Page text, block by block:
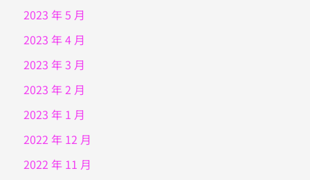
2023 年 5 月
2023 年 4 月
2023 年 3 月
2023 年 2 月
2023 年 1 月
2022 年 12 月
2022 年 11 月